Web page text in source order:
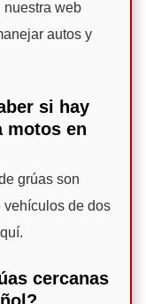
nuestra web
autos y
si hay
motos en
grúas son
vehículos de dos
cercanas